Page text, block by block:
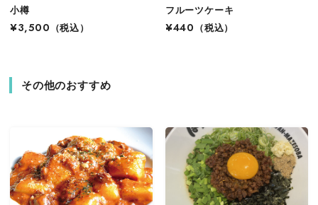
小樽
¥3,500
（税込）
フルーツケーキ
¥440
（税込）
その他のおすすめ